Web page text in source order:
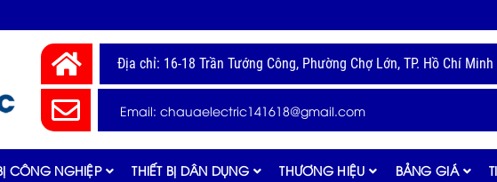
Địa chỉ: 16-18 Trần Tướng Công, Phường Chợ Lớn, TP. Hồ Chí Minh
Email: chauaelectric141618@gmail.com
CÔNG NGHIỆP THIẾT BỊ DÂN DỤNG THƯƠNG HIỆU BẢNG GIÁ